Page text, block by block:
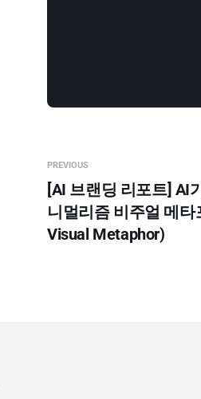
PREVIOUS
[AI 브랜딩 리포트] AI
니멀리즘 비주얼 메
Visual Metaphor)